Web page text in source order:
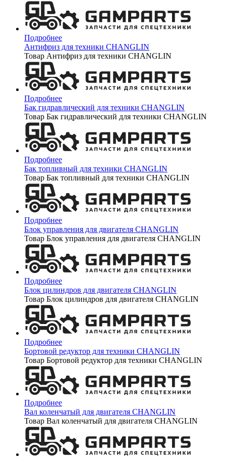
Подробнее
Антифриз для техники CHANGLIN
Товар Антифриз для техники CHANGLIN
Подробнее
Бак гидравлический для техники CHANGLIN
Товар Бак гидравлический для техники CHANGLIN
Подробнее
Бак топливный для техники CHANGLIN
Товар Бак топливный для техники CHANGLIN
Подробнее
Блок управления для двигателя CHANGLIN
Товар Блок управления для двигателя CHANGLIN
Подробнее
Блок цилиндров для двигателя CHANGLIN
Товар Блок цилиндров для двигателя CHANGLIN
Подробнее
Бортовой редуктор для техники CHANGLIN
Товар Бортовой редуктор для техники CHANGLIN
Подробнее
Вал коленчатый для двигателя CHANGLIN
Товар Вал коленчатый для двигателя CHANGLIN